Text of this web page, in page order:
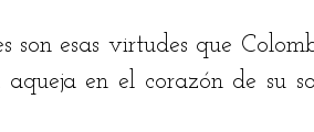
son esas virtudes que
en el corazón de su